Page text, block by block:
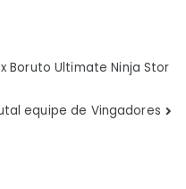
Boruto Ultimate Ninja Stor
equipe de Vingadores